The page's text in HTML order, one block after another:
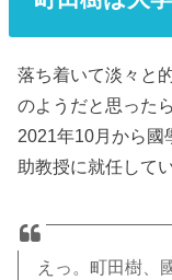
落ち着いて淡々と
のようだと思った
2021年10月から國
助教授に就任して
えっ。町田樹、